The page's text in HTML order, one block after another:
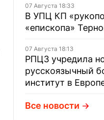
07 Августа 18:33
В УПЦ КП
«епископа»
07 Августа 18:13
РПЦЗ учредила
русскоязычный
институт в
Все новости